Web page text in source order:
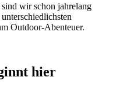
wir schon jahrelang
Outdoor-Abenteuer.
hier